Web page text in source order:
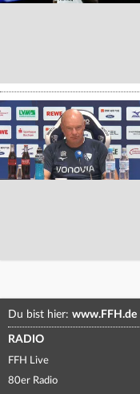
Du bist hier: www.FFH.de
RADIO
FFH Live
80er Radio